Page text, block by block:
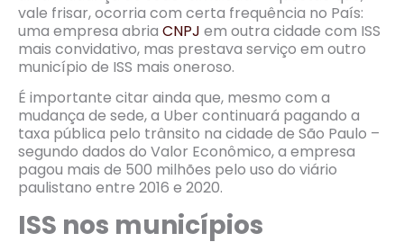
vale frisar, ocorria com certa frequência no País:
uma empresa abria CNPJ em outra cidade com ISS
mais convidativo, mas prestava serviço em outro
município de ISS mais oneroso.
É importante citar ainda que, mesmo com a
mudança de sede, a Uber continuará pagando a
taxa pública pelo trânsito na cidade de São Paulo –
segundo dados do Valor Econômico, a empresa
pagou mais de 500 milhões pelo uso do viário
paulistano entre 2016 e 2020.
ISS nos municípios